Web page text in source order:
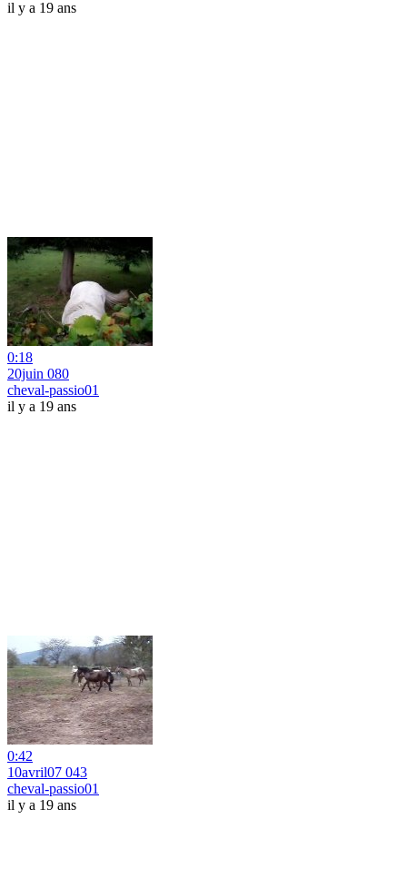
il y a 19 ans
0:18
20juin 080
cheval-passio01
il y a 19 ans
0:42
10avril07 043
cheval-passio01
il y a 19 ans